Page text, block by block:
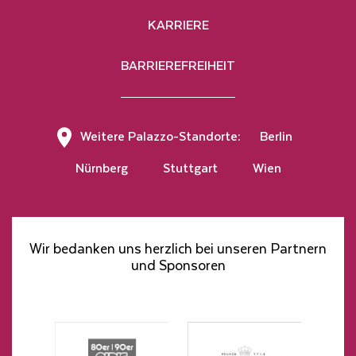
KARRIERE
BARRIEREFREIHEIT
Weitere Palazzo-Standorte:
Berlin
Nürnberg
Stuttgart Wien
Wir bedanken uns herzlich bei unseren Partnern
und Sponsoren